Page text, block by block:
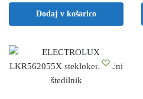
Dodaj v košarico